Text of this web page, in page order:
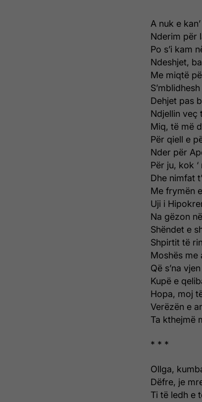
A nuk e
Nderim për
Po s’i kam
Ndeshjet,
Me miqtë
Dehjet pas
Ndjellin veç
Miq, të më
Për qiell e
Nder për
Për ju, kok
Dhe nimfat
Me frymën
Uji i
Na gëzon
Shëndet e
Shpirtit të
Moshës me
Që s’na vjen
Kupë e
Hopa, moj
Verëzën e
Ta kthejmë
* * *
Ollga,
Dëfre, je
Ti të ledh e